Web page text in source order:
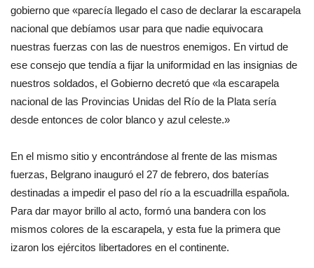
gobierno que «parecía llegado el caso de declarar la escarapela
nacional que debíamos usar para que nadie equivocara
nuestras fuerzas con las de nuestros enemigos. En virtud de
ese consejo que tendía a fijar la uniformidad en las insignias de
nuestros soldados, el Gobierno decretó que «la escarapela
nacional de las Provincias Unidas del Río de la Plata sería
desde entonces de color blanco y azul celeste.»
En el mismo sitio y encontrándose al frente de las mismas
fuerzas, Belgrano inauguró el 27 de febrero, dos baterías
destinadas a impedir el paso del río a la escuadrilla española.
Para dar mayor brillo al acto, formó una bandera con los
mismos colores de la escarapela, y esta fue la primera que
izaron los ejércitos libertadores en el continente.